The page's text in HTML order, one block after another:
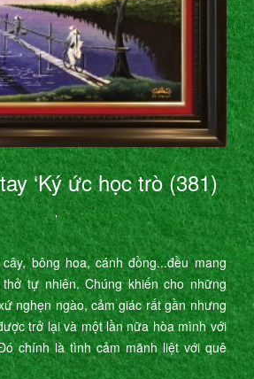
‘Ký ức học trò (381)
’
bông hoa, cánh đồng...đều mang
tự nhiên. Chúng khiến cho những
nghẹn ngào, cảm giác rất gần nhưng
trở lại và một lần nữa hòa mình với
chính là tình cảm mãnh liệt với quê